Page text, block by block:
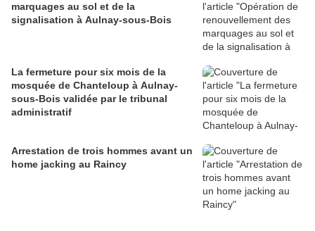
marquages au sol et de la
signalisation à Aulnay-sous-Bois
La fermeture pour six mois de la
mosquée de Chanteloup à Aulnay-
sous-Bois validée par le tribunal
administratif
Arrestation de trois hommes avant un
home jacking au Raincy